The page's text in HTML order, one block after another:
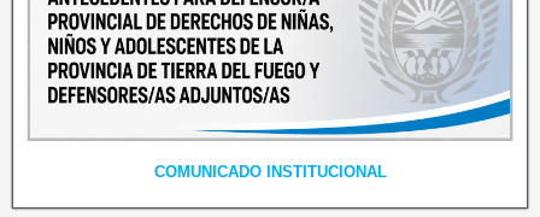
COMUNICADO INSTITUCIONAL